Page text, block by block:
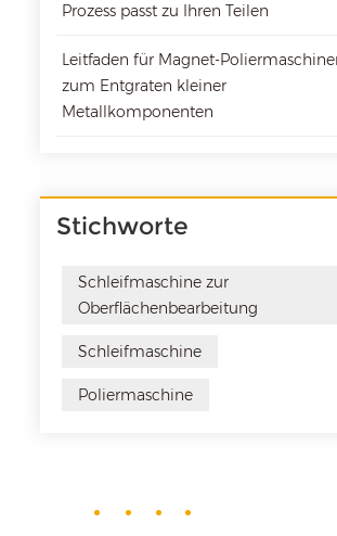
Prozess passt zu Ihren Teilen
Leitfaden für Magnet-
zum Entgraten kleiner
Metallkomponenten
Stichworte
Schleifmaschine zur
Oberflächenbearbeitung
Schleifmaschine
Poliermaschine